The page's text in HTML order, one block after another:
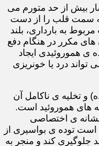
بیش از حد متورم می
سمت قلب را از دست
به بارداری، بلند
مکرر در هنگام دفع
هموروئیدی ایجاد
تواند درد یا خونریزی
و تخلیه ی ناکامل آن
های هموروئید است.
ی اختصاصی
توده ی بواسیری از
کند و منجر به